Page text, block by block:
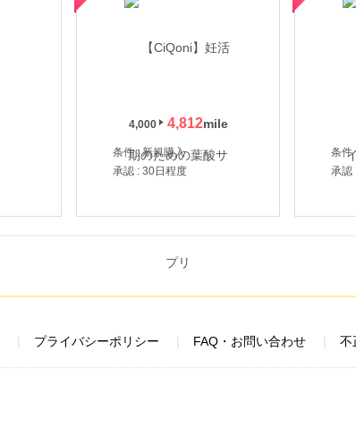
4,000 4,812
条件 : 新規購入
承認 : 30日程度
条件
承認
プライバシーポリシー FAQ・お問い合わせ 不